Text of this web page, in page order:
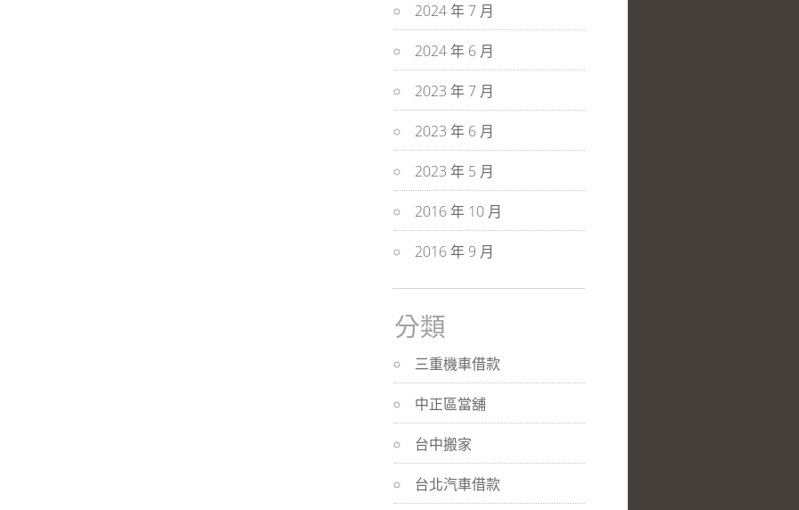
2024 年 7 月
2024 年 6 月
2023 年 7 月
2023 年 6 月
2023 年 5 月
2016 年 10 月
2016 年 9 月
分類
三重機車借款
中正區當舖
台中搬家
台北汽車借款